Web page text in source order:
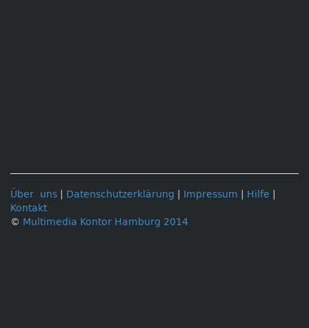
Über uns Datenschutzerklärung Impressum Hilfe
Kontakt
© Multimedia Kontor Hamburg 2014